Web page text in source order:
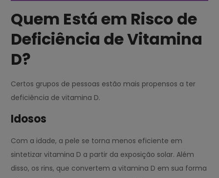
Quem Está em Risco de
Deficiência de Vitamina
D?
Certos grupos de pessoas estão mais propensos a ter
deficiência de vitamina D.
Idosos
Com a idade, a pele se torna menos eficiente em
sintetizar vitamina D a partir da exposição solar. Além
disso, os rins, que convertem a vitamina D em sua forma